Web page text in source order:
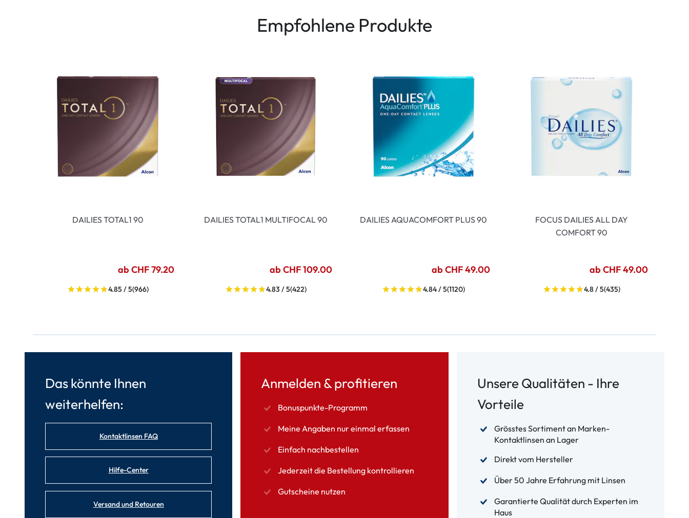
Empfohlene Produkte
DAILIES TOTAL1 90
ab CHF 79.20
4.85 / 5(966)
DAILIES TOTAL1 MULTIFOCAL 90
ab CHF 109.00
4.83 / 5(422)
DAILIES AQUACOMFORT PLUS 90
ab CHF 49.00
4.84 / 5(1120)
FOCUS DAILIES ALL DAY
COMFORT 90
ab CHF 49.00
4.8 / 5(435)
Das könnte Ihnen
weiterhelfen:
Kontaktlinsen FAQ
Hilfe-Center
Versand und Retouren
Anmelden & profitieren
Bonuspunkte-Programm
Meine Angaben nur einmal erfassen
Einfach nachbestellen
Jederzeit die Bestellung kontrollieren
Gutscheine nutzen
Unsere Qualitäten - Ihre
Vorteile
Grösstes Sortiment an Marken-
Kontaktlinsen an Lager
Direkt vom Hersteller
Über 50 Jahre Erfahrung mit Linsen
Garantierte Qualität durch Experten im
Haus